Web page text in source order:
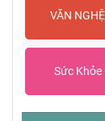
VĂN NGHỆ
Sức Khỏe